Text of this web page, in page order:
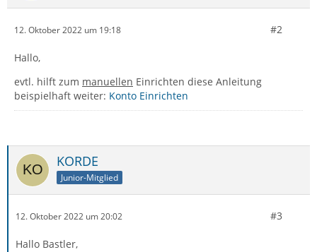
12. Oktober 2022 um 19:18 #2
Hallo,
evtl. hilft zum manuellen Einrichten diese Anleitung
beispielhaft weiter: Konto Einrichten
KORDE
Junior-Mitglied
12. Oktober 2022 um 20:02 #3
Hallo Bastler,